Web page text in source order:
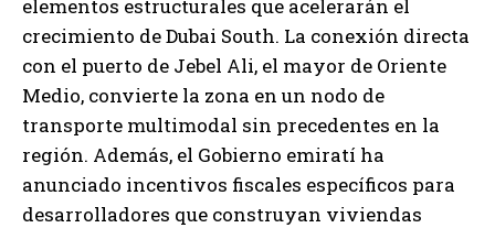
elementos estructurales que acelerarán el
crecimiento de Dubai South. La conexión directa
con el puerto de Jebel Ali, el mayor de Oriente
Medio, convierte la zona en un nodo de
transporte multimodal sin precedentes en la
región. Además, el Gobierno emiratí ha
anunciado incentivos fiscales específicos para
desarrolladores que construyan viviendas